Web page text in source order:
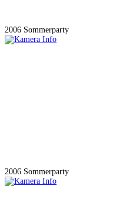
2006 Sommerparty
2006 Sommerparty